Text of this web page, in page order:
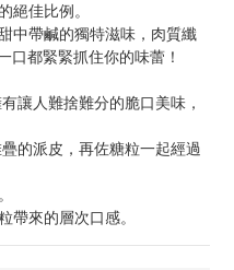
絕佳比例。
中帶鹹的獨特滋味，肉質纖
口都緊緊抓住你的味蕾！
讓人難捨難分的脆口美味，
的派皮，再佐糖粒一起經過
帶來的層次口感。